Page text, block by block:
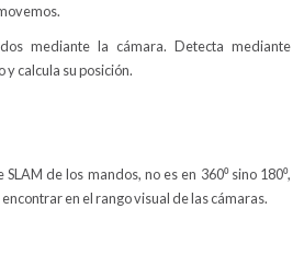
mediante la cámara. Detecta mediante
calcula su posición.
de los mandos, no es en 360⁰ sino 180⁰,
en el rango visual de las cámaras.